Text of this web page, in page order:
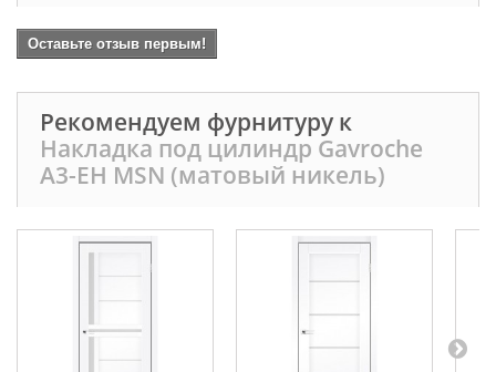
Оставьте отзыв первым!
Рекомендуем фурнитуру к
Накладка под цилиндр Gavroche
А3-EH MSN (матовый никель)